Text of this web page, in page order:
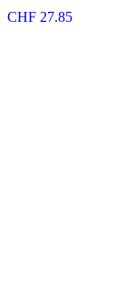
CHF 27.85